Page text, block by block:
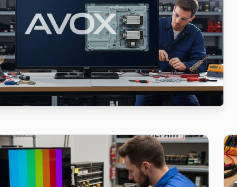
sonra dijital garanti belgesi alıyor. Arıza
15 yıllık deneyimle Avox anakart, panel ve güç kartı tamiri